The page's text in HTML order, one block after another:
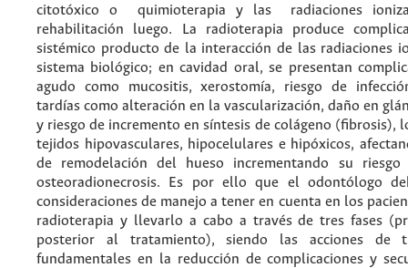
citotóxico o quimioterapia y las radiaciones
rehabilitación luego. La radioterapia produce
sistémico producto de la interacción de las radiaciones
sistema biológico; en cavidad oral, se presentan
agudo como mucositis, xerostomía, riesgo de
tardías como alteración en la vascularización, daño en
y riesgo de incremento en síntesis de colágeno (fibrosis),
tejidos hipovasculares, hipocelulares e hipóxicos,
de remodelación del hueso incrementando su
osteoradionecrosis. Es por ello que el odontólogo
consideraciones de manejo a tener en cuenta en los
radioterapia y llevarlo a cabo a través de tres fases
posterior al tratamiento), siendo las acciones de
fundamentales en la reducción de complicaciones y